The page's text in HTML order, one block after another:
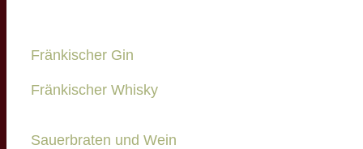
Fränkischer Gin
Fränkischer Whisky
Sauerbraten und Wein